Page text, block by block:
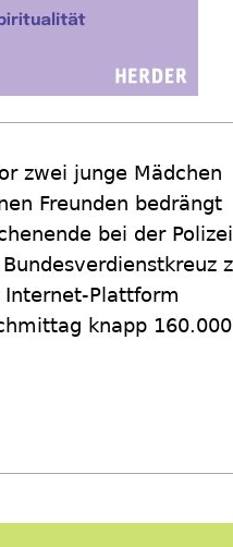
zwei junge Mädchen
Freunden bedrängt
bei der Polizei
Plattform
knapp 160.000